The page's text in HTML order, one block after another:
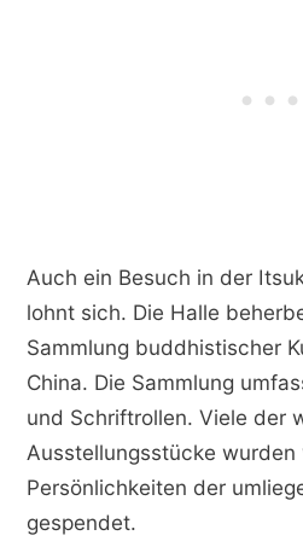
Auch ein Besuch in der
lohnt sich. Die Halle
Sammlung buddhistischer
China. Die Sammlung
und Schriftrollen. Viele der
Ausstellungsstücke
Persönlichkeiten der
gespendet.